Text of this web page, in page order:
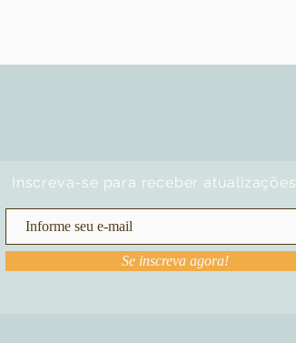
Inscreva-se para receber atualizações
Se inscreva agora!